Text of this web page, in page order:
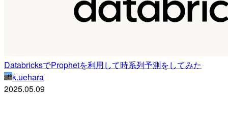
DatabricksでProphetを利用して時系列予測をしてみた
k.uehara
2025.05.09